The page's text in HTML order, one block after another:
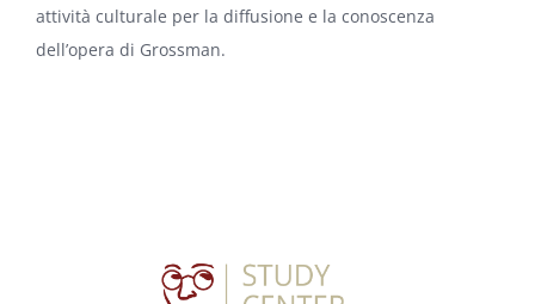
attività culturale per la diffusione e la conoscenza
dell’opera di Grossman.